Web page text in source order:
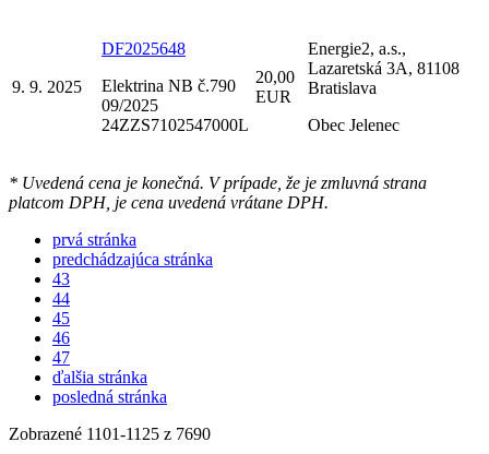
9. 9. 2025
DF2025648
Elektrina NB č.790
09/2025
24ZZS7102547000L
20,00
EUR
Energie2, a.s.,
Lazaretská 3A, 81108
Bratislava
Obec Jelenec
* Uvedená cena je konečná. V prípade, že je zmluvná strana
platcom DPH, je cena uvedená vrátane DPH.
prvá stránka
predchádzajúca stránka
43
44
45
46
47
ďalšia stránka
posledná stránka
Zobrazené 1101-1125 z 7690